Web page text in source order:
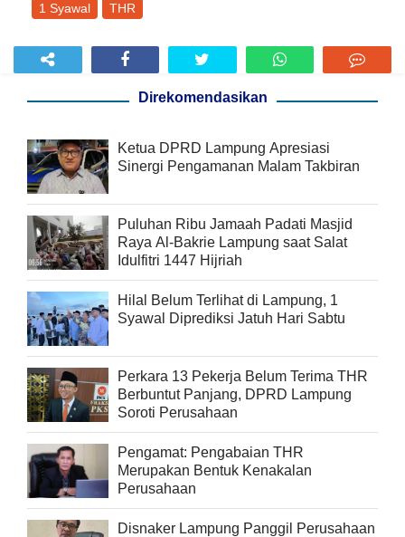
1 Syawal THR
Direkomendasikan
Ketua DPRD Lampung Apresiasi
Sinergi Pengamanan Malam Takbiran
Puluhan Ribu Jamaah Padati Masjid
Raya Al-Bakrie Lampung saat Salat
Idulfitri 1447 Hijriah
Hilal Belum Terlihat di Lampung, 1
Syawal Diprediksi Jatuh Hari Sabtu
Perkara 13 Pekerja Belum Terima THR
Berbuntut Panjang, DPRD Lampung
Soroti Perusahaan
Pengamat: Pengabaian THR
Merupakan Bentuk Kenakalan
Perusahaan
Disnaker Lampung Panggil Perusahaan